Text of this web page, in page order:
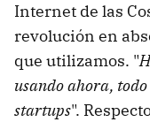
Internet de las
revolución en
que utilizamos. "
usando ahora,
startups".